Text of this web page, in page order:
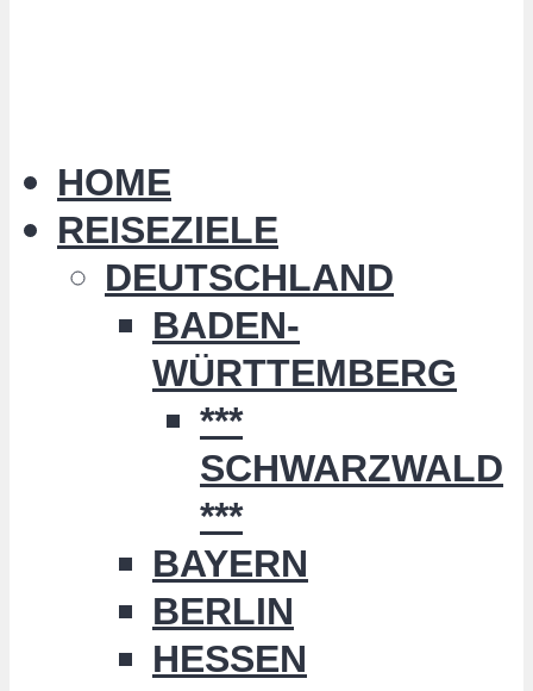
HOME
REISEZIELE
DEUTSCHLAND
BADEN-
WÜRTTEMBERG
***
SCHWARZWALD
***
BAYERN
BERLIN
HESSEN